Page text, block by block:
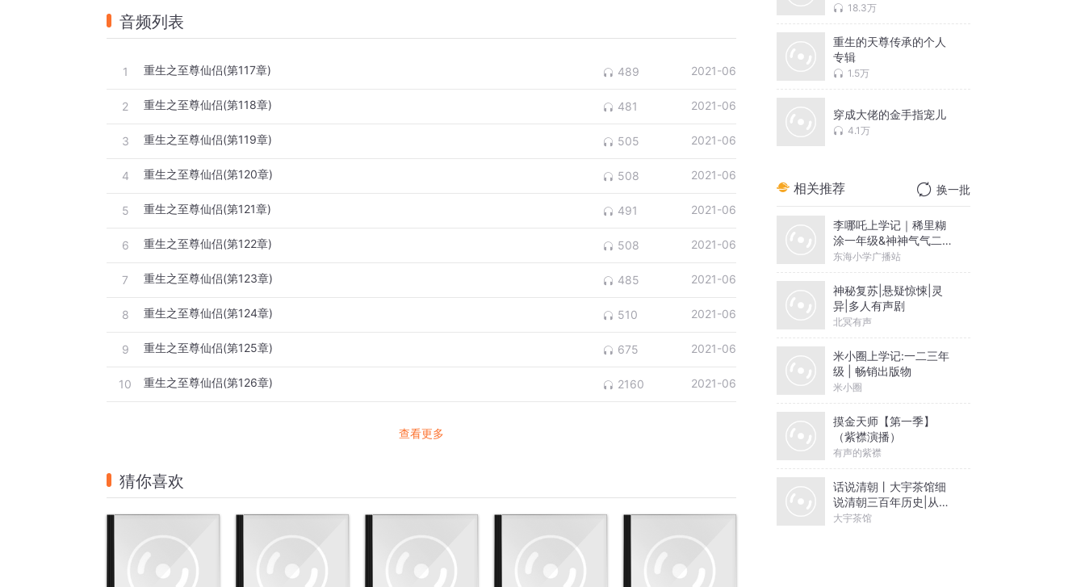
音频列表
1 重生之至尊仙侣(第117章) 489 2021-06
2 重生之至尊仙侣(第118章) 481 2021-06
3 重生之至尊仙侣(第119章) 505 2021-06
4 重生之至尊仙侣(第120章) 508 2021-06
5 重生之至尊仙侣(第121章) 491 2021-06
6 重生之至尊仙侣(第122章) 508 2021-06
7 重生之至尊仙侣(第123章) 485 2021-06
8 重生之至尊仙侣(第124章) 510 2021-06
9 重生之至尊仙侣(第125章) 675 2021-06
10 重生之至尊仙侣(第126章) 2160 2021-06
查看更多
猜你喜欢
18.3万
重生的天尊传承的个人
专辑
1.5万
穿成大佬的金手指宠儿
4.1万
相关推荐 换一批
李哪吒上学记｜稀里糊
涂一年级&神神气气二年
级
东海小学广播站
神秘复苏|悬疑惊悚|灵
异|多人有声剧
北冥有声
米小圈上学记:一二三年
级 | 畅销出版物
米小圈
摸金天师【第一季】
（紫襟演播）
有声的紫襟
话说清朝丨大宇茶馆细
说清朝三百年历史|从努
尔哈赤到末代皇帝溥仪|
大宇茶馆